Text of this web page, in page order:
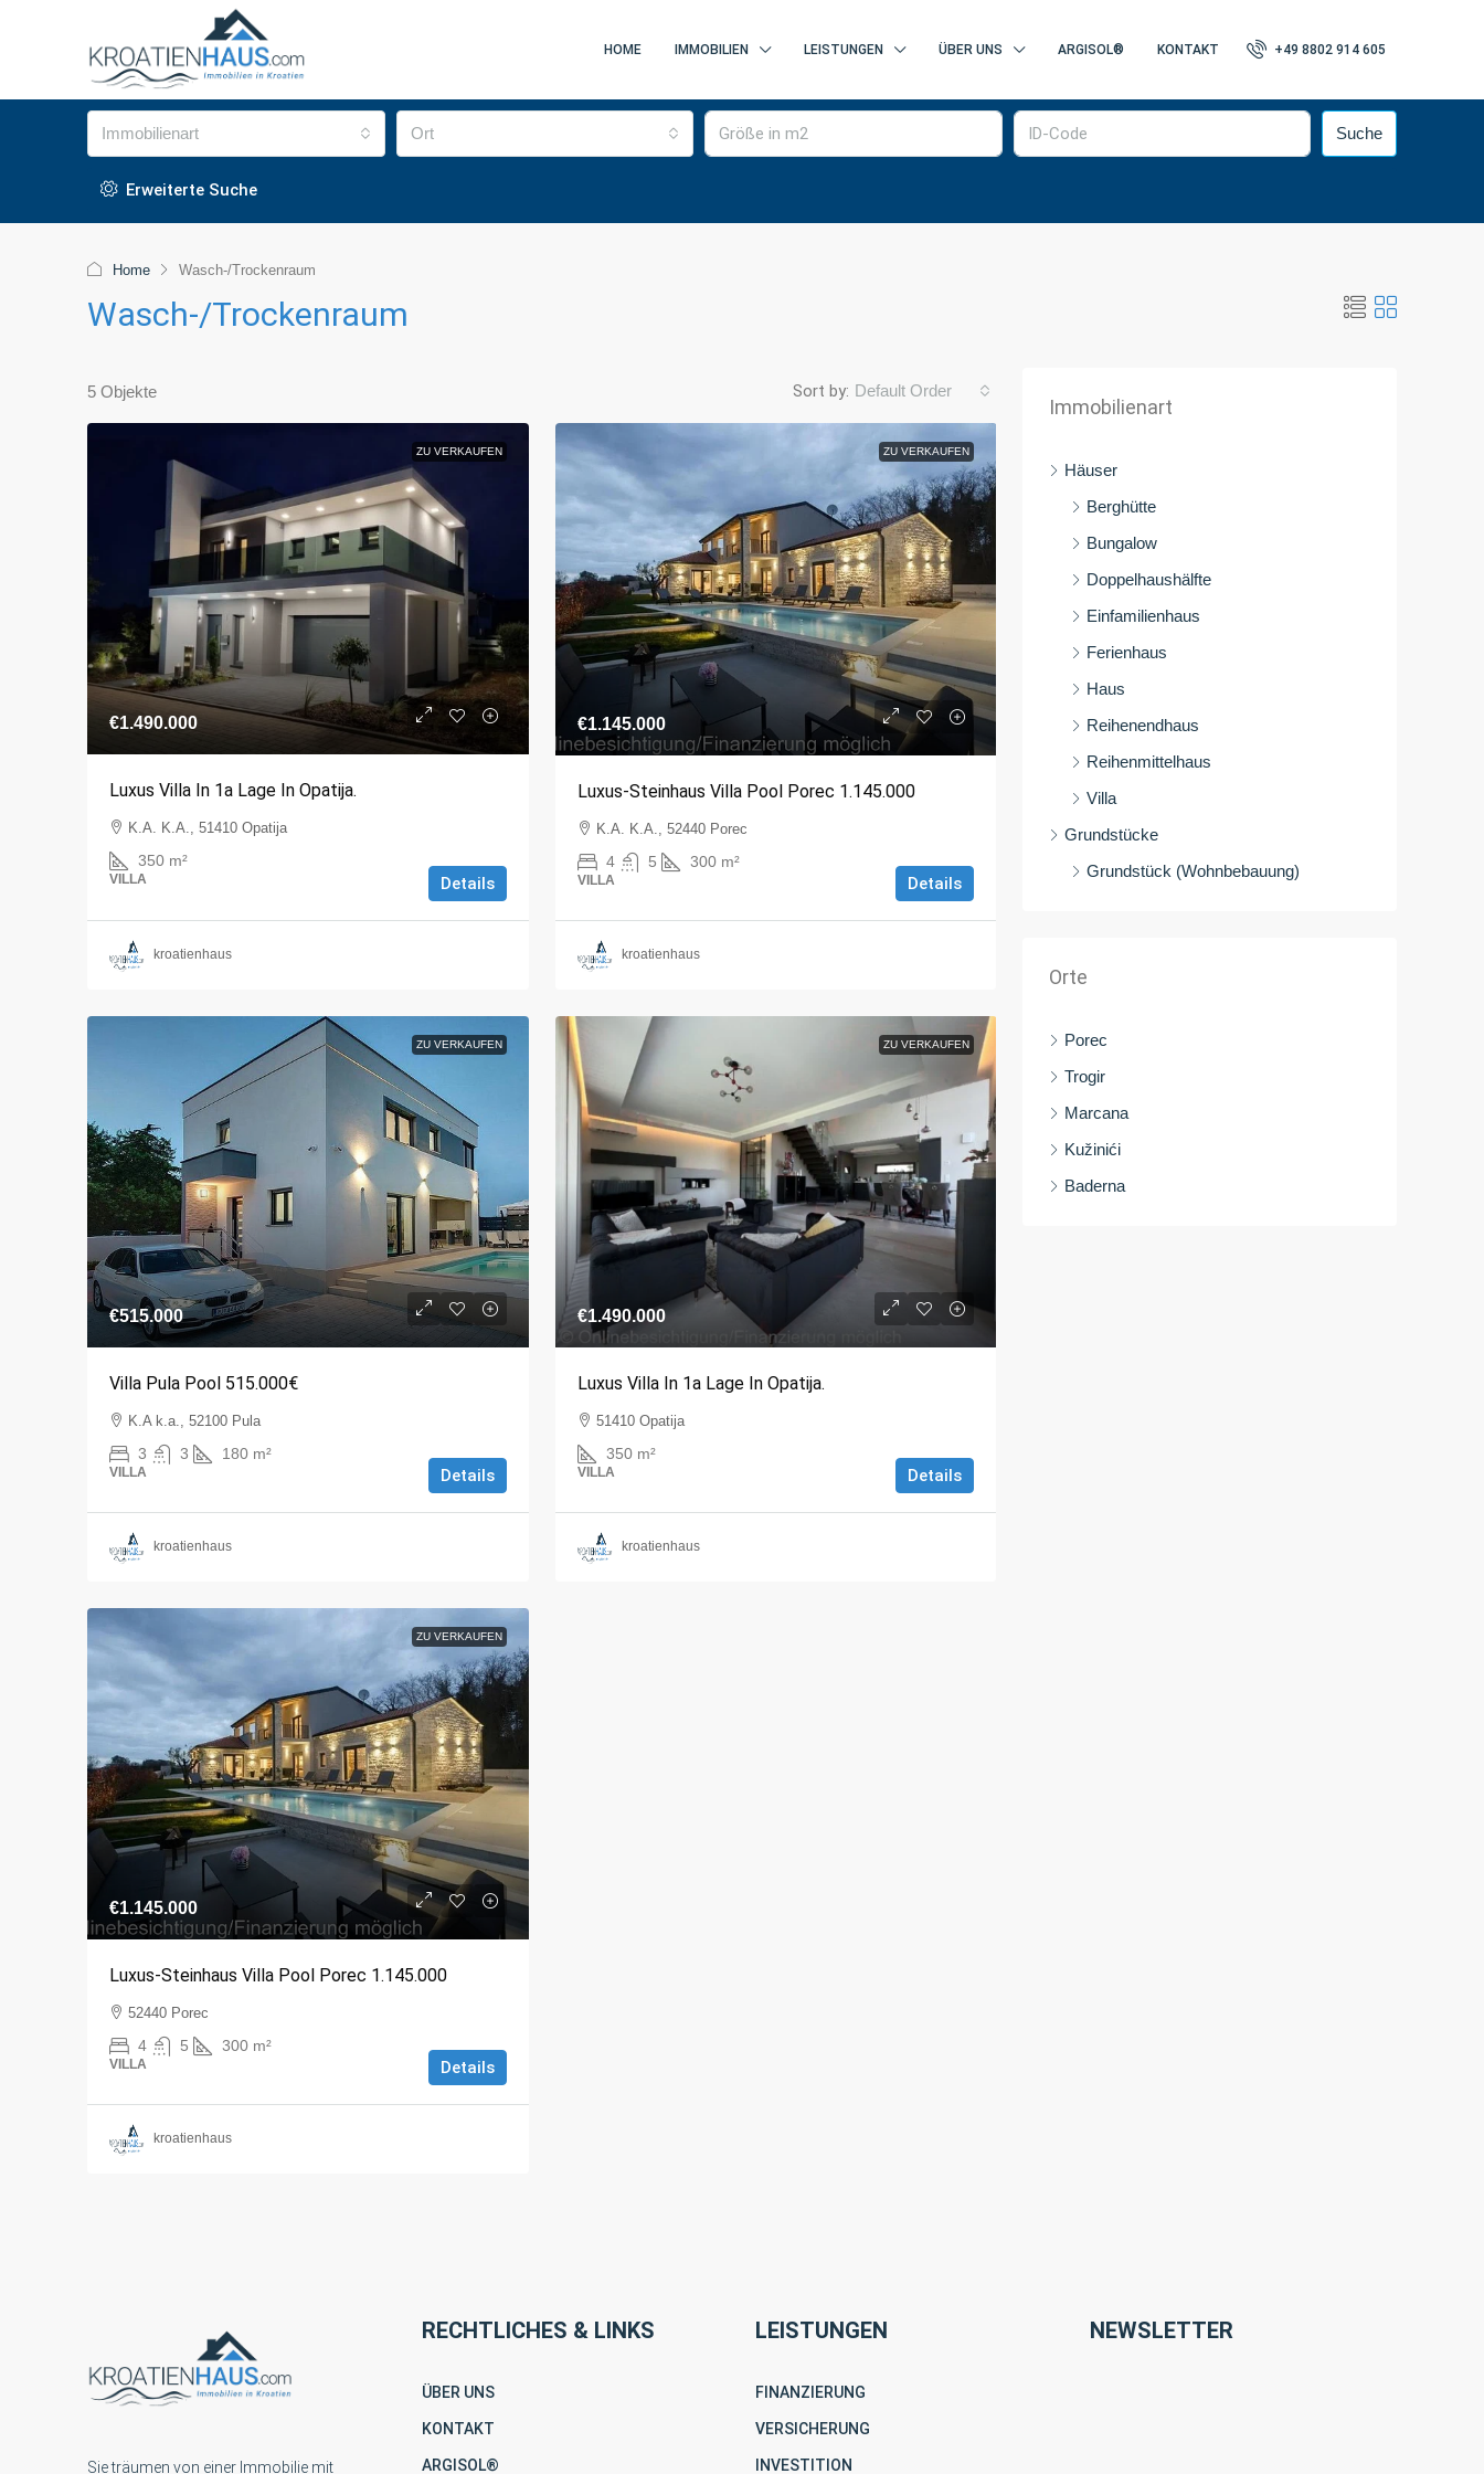
HOME IMMOBILIEN LEISTUNGEN ÜBER UNS ARGISOL® KONTAKT +49 8802 914 605
Immobilienart Ort Suche
Erweiterte Suche
Home Wasch-/Trockenraum
Wasch-/Trockenraum
5 Objekte Sort by: Default Order
ZU VERKAUFEN
€1.490.000
Luxus Villa In 1a Lage In Opatija.
K.A. K.A., 51410 Opatija
350 m²
VILLA Details
kroatienhaus
ZU VERKAUFEN
€1.145.000
Luxus-Steinhaus Villa Pool Porec 1.145.000
K.A. K.A., 52440 Porec
4 5 300 m²
VILLA Details
kroatienhaus
ZU VERKAUFEN
€515.000
Villa Pula Pool 515.000€
K.A k.a., 52100 Pula
3 3 180 m²
VILLA Details
kroatienhaus
ZU VERKAUFEN
€1.490.000
Luxus Villa In 1a Lage In Opatija.
51410 Opatija
350 m²
VILLA Details
kroatienhaus
ZU VERKAUFEN
€1.145.000
Luxus-Steinhaus Villa Pool Porec 1.145.000
52440 Porec
4 5 300 m²
VILLA Details
kroatienhaus
Immobilienart
Häuser
Berghütte
Bungalow
Doppelhaushälfte
Einfamilienhaus
Ferienhaus
Haus
Reihenendhaus
Reihenmittelhaus
Villa
Grundstücke
Grundstück (Wohnbebauung)
Orte
Porec
Trogir
Marcana
Kužinići
Baderna
Sie träumen von einer Immobilie mit
RECHTLICHES & LINKS
ÜBER UNS
KONTAKT
ARGISOL®
LEISTUNGEN
FINANZIERUNG
VERSICHERUNG
INVESTITION
NEWSLETTER